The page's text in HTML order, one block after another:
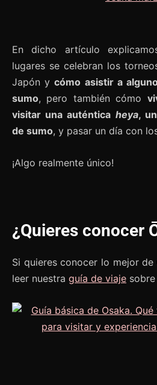
En dicho artículo
lugares se celebran los
Japón ycómo asistir a
sumo, pero también cómo
visitar una auténtica heya,
de sumo, y pasar un día con
¡Algo realmente único!
¿Quieres conocer
Si quieres conocer lo mejor
leer nuestra guía de viaje